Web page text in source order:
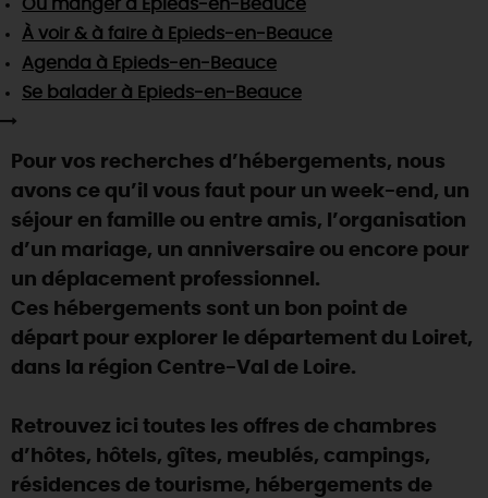
TOUTES LES ACTIVITÉS
Visitesgourmandesetcréatives
Vins etvignobles
Chic,une aire de pique-nique
Par ici lesguinguettes
La Route des Métiers d'Art
TOUT L'ART DE VIVRE
Des vacances auprès des animaux 🐎
(re)Découvrir les coulisses de la Faïencerie de
Gien !
Une saison de festivals 🎉
Rendez-vous de la nature en 2026
Des sorties en famille dans le Loiret !
Programme des animations "Loiret au fil de l'eau"
2026
Où sortir ?
AUJOURD'HUI
SE REPÉRER,SE DÉPLACER
INFOS &SERVICES
Où manger à Epieds-en-Beauce
À voir & à faire à Epieds-en-Beauce
Agenda à Epieds-en-Beauce
Se balader à Epieds-en-Beauce
Pour vos recherches d’hébergements, nous
avons ce qu’il vous faut pour un week-end, un
séjour en famille ou entre amis, l’organisation
d’un mariage, un anniversaire ou encore pour
un déplacement professionnel.
Ces hébergements sont un bon point de
départ pour explorer le département du Loiret,
dans la région Centre-Val de Loire.
Retrouvez ici toutes les offres de chambres
d’hôtes, hôtels, gîtes, meublés, campings,
résidences de tourisme, hébergements de